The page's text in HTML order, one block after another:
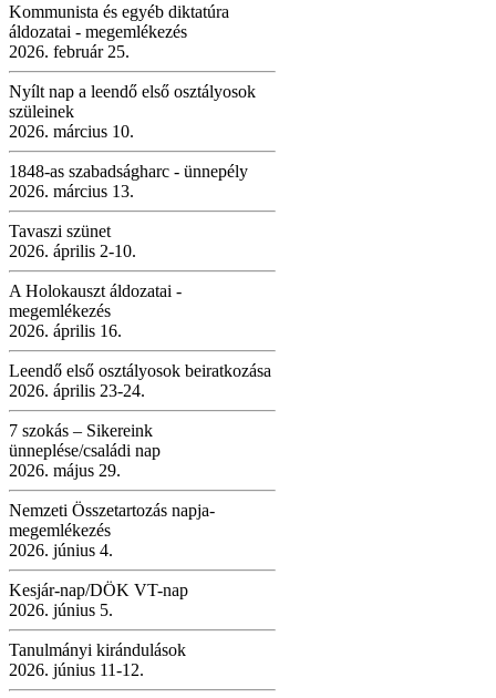
Kommunista és egyéb diktatúra
áldozatai - megemlékezés
2026. február 25.
Nyílt nap a leendő első osztályosok
szüleinek
2026. március 10.
1848-as szabadságharc - ünnepély
2026. március 13.
Tavaszi szünet
2026. április 2-10.
A Holokauszt áldozatai -
megemlékezés
2026. április 16.
Leendő első osztályosok beiratkozása
2026. április 23-24.
7 szokás – Sikereink
ünneplése/családi nap
2026. május 29.
Nemzeti Összetartozás napja-
megemlékezés
2026. június 4.
Kesjár-nap/DÖK VT-nap
2026. június 5.
Tanulmányi kirándulások
2026. június 11-12.